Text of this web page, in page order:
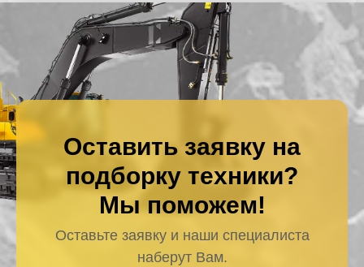
Оставить заявку на
подборку техники?
Мы поможем!
Оставьте заявку и наши специалиста
наберут Вам.